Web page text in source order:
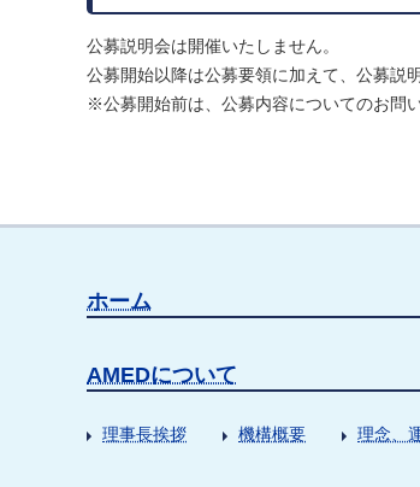
公募説明会は開催いたしません。
公募開始以降は公募要領に加えて、公募説
※公募開始前は、公募内容についてのお問
ホーム
AMEDについて
理事長挨拶 機構概要 理念、